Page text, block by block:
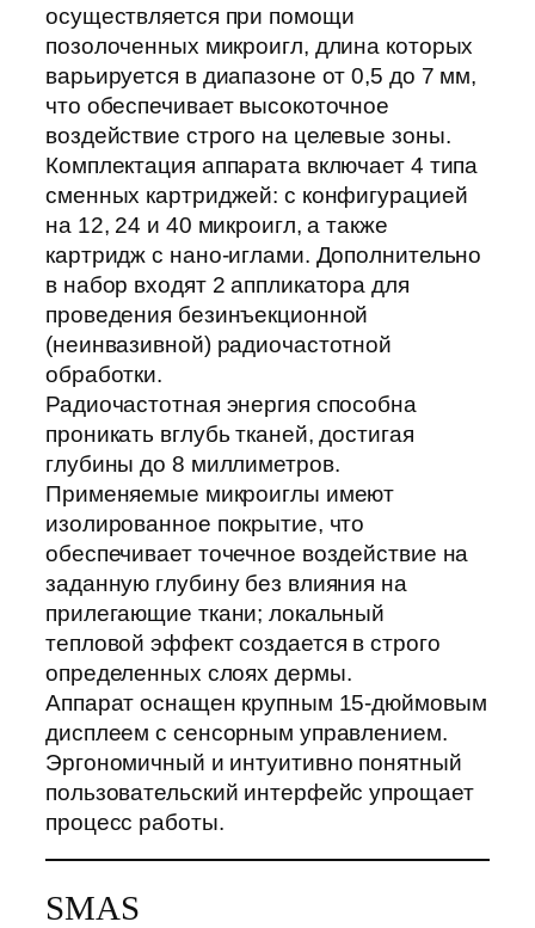
осуществляется при помощи
позолоченных микроигл, длина которых
варьируется в диапазоне от 0,5 до 7 мм,
что обеспечивает высокоточное
воздействие строго на целевые зоны.
Комплектация аппарата включает 4 типа
сменных картриджей: с конфигурацией
на 12, 24 и 40 микроигл, а также
картридж с нано-иглами. Дополнительно
в набор входят 2 аппликатора для
проведения безинъекционной
(неинвазивной) радиочастотной
обработки.
Радиочастотная энергия способна
проникать вглубь тканей, достигая
глубины до 8 миллиметров.
Применяемые микроиглы имеют
изолированное покрытие, что
обеспечивает точечное воздействие на
заданную глубину без влияния на
прилегающие ткани; локальный
тепловой эффект создается в строго
определенных слоях дермы.
Аппарат оснащен крупным 15-дюймовым
дисплеем с сенсорным управлением.
Эргономичный и интуитивно понятный
пользовательский интерфейс упрощает
процесс работы.
SMAS